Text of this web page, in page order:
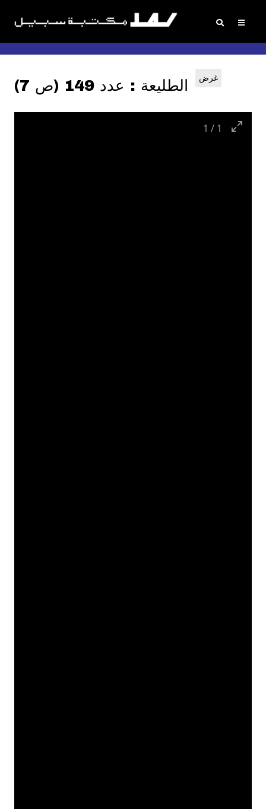
الطليعة : عدد 149 (ص 7) غرض
1 / 1